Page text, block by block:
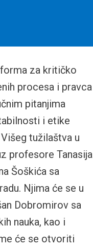
za kritičko
procesa i pravca
pitanjima
i etike
tužilaštva u
profesore Tanasija
Šoškića sa
Njima će se u
Dobromirov sa
nauka, kao i
će se otvoriti